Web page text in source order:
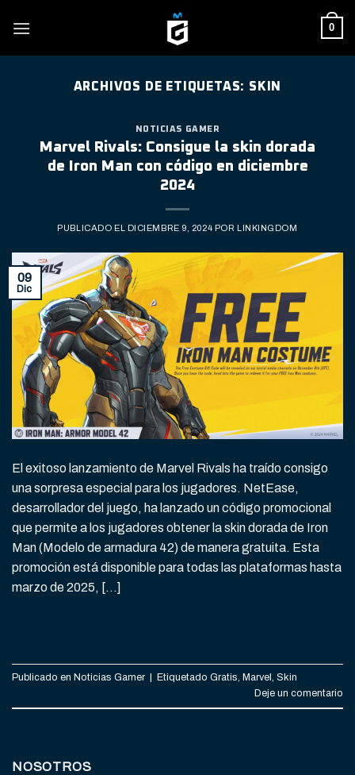
0
ARCHIVOS DE ETIQUETAS: SKIN
NOTICIAS GAMER
Marvel Rivals: Consigue la skin dorada
de Iron Man con código en diciembre
2024
PUBLICADO EL DICIEMBRE 9, 2024 POR LINKINGDOM
09
Dic
El exitoso lanzamiento de Marvel Rivals ha traído consigo
una sorpresa especial para los jugadores. NetEase,
desarrollador del juego, ha lanzado un código promocional
que permite a los jugadores obtener la skin dorada de Iron
Man (Modelo de armadura 42) de manera gratuita. Esta
promoción está disponible para todas las plataformas hasta
marzo de 2025, […]
Publicado en Noticias Gamer Etiquetado Gratis, Marvel , Skin
Deje un comentario
NOSOTROS